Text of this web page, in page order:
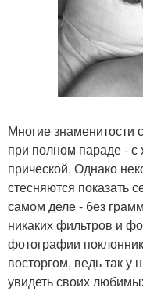
Многие знаменитости
при полном параде -
прической. Однако
стесняются показать
самом деле - без
никаких фильтров и
фотографии
восторгом, ведь так у
увидеть своих